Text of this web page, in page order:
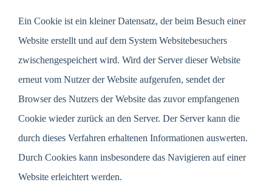
Ein Cookie ist ein kleiner Datensatz, der beim Besuch einer
Website erstellt und auf dem System Websitebesuchers
zwischengespeichert wird. Wird der Server dieser Website
erneut vom Nutzer der Website aufgerufen, sendet der
Browser des Nutzers der Website das zuvor empfangenen
Cookie wieder zurück an den Server. Der Server kann die
durch dieses Verfahren erhaltenen Informationen auswerten.
Durch Cookies kann insbesondere das Navigieren auf einer
Website erleichtert werden.